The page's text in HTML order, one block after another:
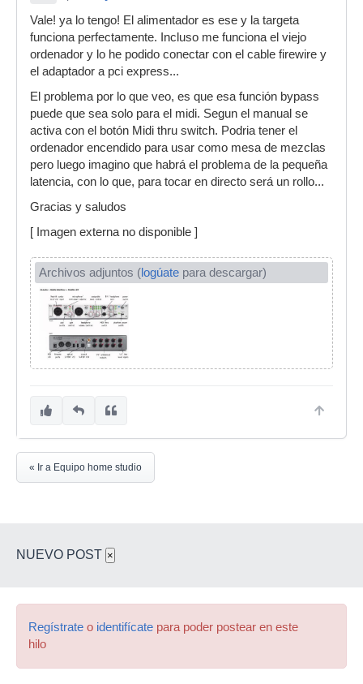
Vale! ya lo tengo! El alimentador es ese y la targeta
funciona perfectamente. Incluso me funciona el viejo
ordenador y lo he podido conectar con el cable firewire y
el adaptador a pci express...
El problema por lo que veo, es que esa función bypass
puede que sea solo para el midi. Segun el manual se
activa con el botón Midi thru switch. Podria tener el
ordenador encendido para usar como mesa de mezclas
pero luego imagino que habrá el problema de la pequeña
latencia, con lo que, para tocar en directo será un rollo...
Gracias y saludos
[ Imagen externa no disponible ]
Archivos adjuntos (logúate para descargar)
« Ir a Equipo home studio
NUEVO POST ×
Regístrate o identifícate para poder postear en este
hilo